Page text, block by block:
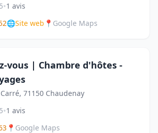
•1 avis
🌐Site web 📍 Google Maps
vous | Chambre d'hôtes -
71150 Chaudenay
•1 avis
📍 Google Maps